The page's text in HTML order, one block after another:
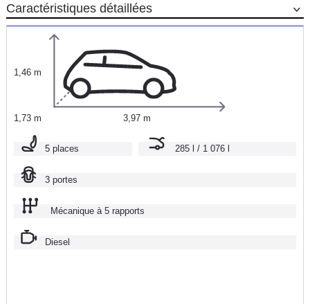
Caractéristiques détaillées
1,46 m
1,73 m 3,97 m
5 places 285 l / 1 076 l
3 portes
Mécanique à 5 rapports
Diesel